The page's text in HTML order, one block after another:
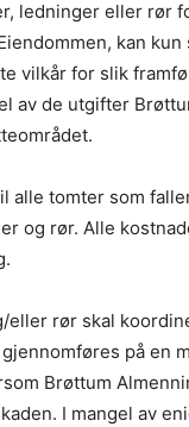
ledninger eller rør
kan
vilkår for slik
av de utgifter
alle tomter som
og rør. Alle
eller rør skal
på en
Brøttum
I mangel av